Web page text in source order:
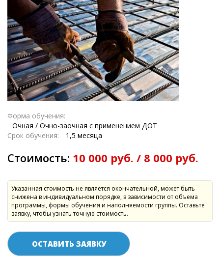
Форма обучения:
Очная / Очно-заочная с применением ДОТ
Срок обучения:
1,5 месяца
Стоимость: 10 000 руб. / 8 000 руб.
Указанная стоимость не является окончательной, может быть
снижена в индивидуальном порядке, в зависимости от объема
программы, формы обучения и наполняемости группы. Оставьте
заявку, чтобы узнать точную стоимость.
ОСТАВИТЬ ЗАЯВКУ